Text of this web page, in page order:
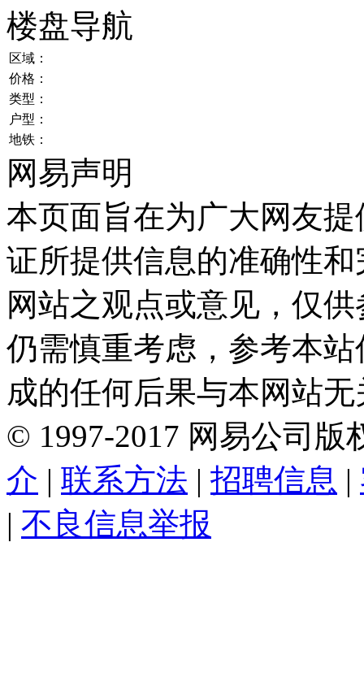
楼盘导航
区域：
价格：
类型：
户型：
地铁：
网易声明
本页面旨在为广大网友
证所提供信息的准确性
网站之观点或意见，仅
仍需慎重考虑，参考本
成的任何后果与本网站
© 1997-2017 网易公司版
介 | 联系方法 | 招聘信息 |
| 不良信息举报